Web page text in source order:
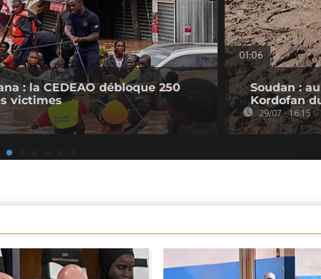
: la CEDEAO débloque 250
victimes
01:06
Soudan :
Kordofan
29/07 - 16:15